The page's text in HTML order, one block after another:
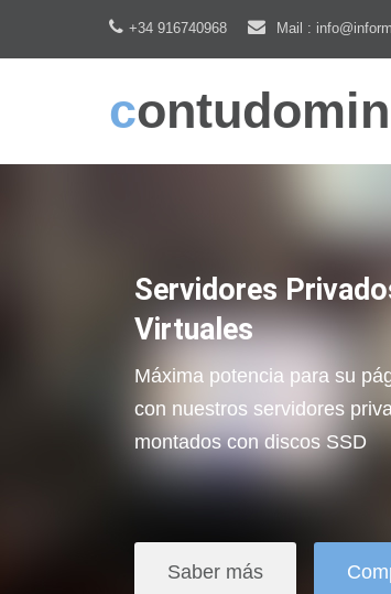
+34 916740968 Mail :
Servidores
Virtuales
Máxima potencia para su
con nuestros servidores
montados con discos SSD
Saber más